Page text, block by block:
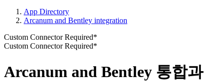
App Directory
Arcanum and Bentley integration
Custom Connector Required*
Custom Connector Required*
Arcanum and Bentley 통합과